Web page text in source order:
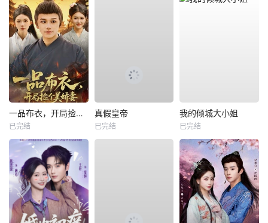
一品布衣，开局捡个美娇妻
已完结
真假皇帝
已完结
我的倾城大小姐
已完结